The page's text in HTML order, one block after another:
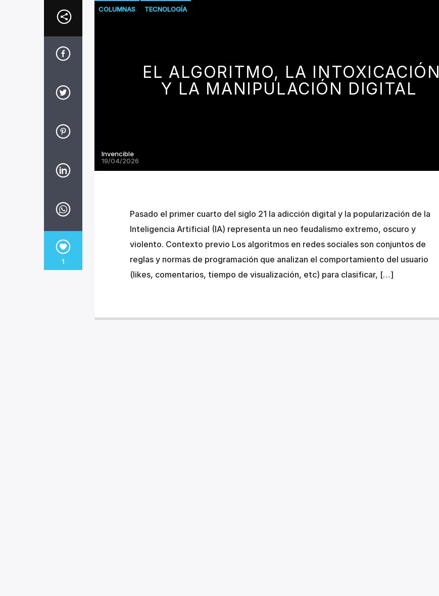
1
COLUMNAS TECNOLOGÍA
EL ALGORITMO, LA INTOXICACIÓN
Y LA MANIPULACIÓN DIGITAL
Invencible
19/04/2026
Pasado el primer cuarto del siglo 21 la adicción digital y la popularización de la
Inteligencia Artificial (IA) representa un neo feudalismo extremo, oscuro y
violento. Contexto previo Los algoritmos en redes sociales son conjuntos de
reglas y normas de programación que analizan el comportamiento del usuario
(likes, comentarios, tiempo de visualización, etc) para clasificar, […]